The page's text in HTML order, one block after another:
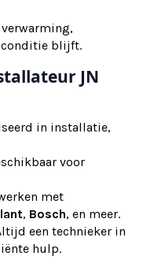
blijft.
JN
in installatie,
voor
met
, Bosch, en meer.
een technieker in
hulp.